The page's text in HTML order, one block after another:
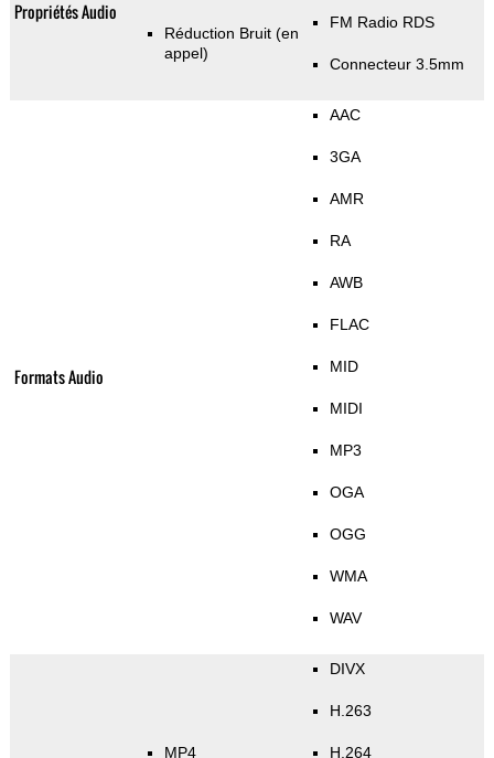
Propriétés Audio
Réduction Bruit (en
appel)
FM Radio RDS
Connecteur 3.5mm
Formats Audio
AAC
3GA
AMR
RA
AWB
FLAC
MID
MIDI
MP3
OGA
OGG
WMA
WAV
MP4
DIVX
H.263
H.264